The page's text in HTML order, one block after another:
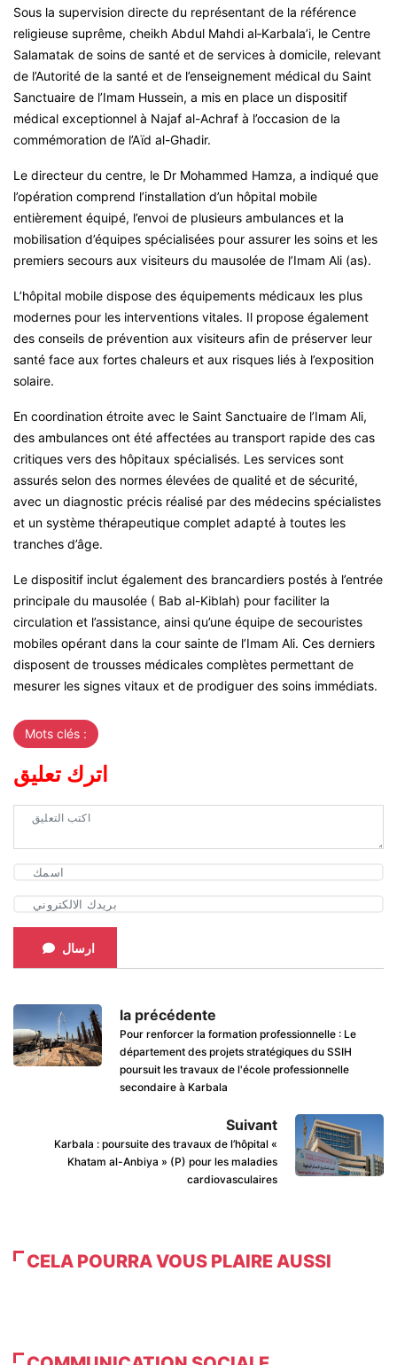
Sous la supervision directe du représentant de la référence
religieuse suprême, cheikh Abdul Mahdi al‑Karbala’i, le Centre
Salamatak de soins de santé et de services à domicile, relevant
de l’Autorité de la santé et de l’enseignement médical du Saint
Sanctuaire de l’Imam Hussein, a mis en place un dispositif
médical exceptionnel à Najaf al-Achraf à l’occasion de la
commémoration de l’Aïd al-Ghadir.
Le directeur du centre, le Dr Mohammed Hamza, a indiqué que
l’opération comprend l’installation d’un hôpital mobile
entièrement équipé, l’envoi de plusieurs ambulances et la
mobilisation d’équipes spécialisées pour assurer les soins et les
premiers secours aux visiteurs du mausolée de l’Imam Ali (as).
L’hôpital mobile dispose des équipements médicaux les plus
modernes pour les interventions vitales. Il propose également
des conseils de prévention aux visiteurs afin de préserver leur
santé face aux fortes chaleurs et aux risques liés à l’exposition
solaire.
En coordination étroite avec le Saint Sanctuaire de l’Imam Ali,
des ambulances ont été affectées au transport rapide des cas
critiques vers des hôpitaux spécialisés. Les services sont
assurés selon des normes élevées de qualité et de sécurité,
avec un diagnostic précis réalisé par des médecins spécialistes
et un système thérapeutique complet adapté à toutes les
tranches d’âge.
Le dispositif inclut également des brancardiers postés à l’entrée
principale du mausolée ( Bab al-Kiblah) pour faciliter la
circulation et l’assistance, ainsi qu’une équipe de secouristes
mobiles opérant dans la cour sainte de l’Imam Ali. Ces derniers
disposent de trousses médicales complètes permettant de
mesurer les signes vitaux et de prodiguer des soins immédiats.
Mots clés :
اترك تعليق
ارسال
la précédente
Pour renforcer la formation professionnelle : Le
département des projets stratégiques du SSIH
poursuit les travaux de l'école professionnelle
secondaire à Karbala
Suivant
Karbala : poursuite des travaux de l’hôpital «
Khatam al-Anbiya » (P) pour les maladies
cardiovasculaires
CELA POURRA VOUS PLAIRE AUSSI